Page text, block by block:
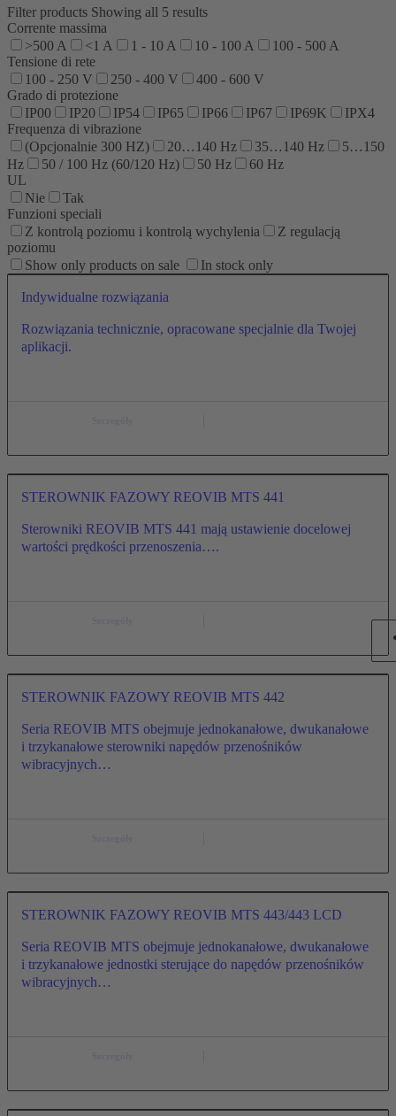
Filter products Showing all 5 results
Corrente massima
>500 A
<1 A 1 - 10 A 10 - 100 A
100 - 500 A
Tensione di rete
100 - 250 V
250 - 400 V
400 - 600 V
Grado di protezione
IP00
IP20 IP54 IP65 IP66 IP67 IP69K
IPX4
Frequenza di vibrazione
(Opcjonalnie 300 HZ)
20…140 Hz 35…140 Hz
5…150
Hz
50 / 100 Hz (60/120 Hz) 50 Hz
60 Hz
UL
Nie
Tak
Funzioni speciali
Z kontrolą poziomu i kontrolą wychylenia
Z regulacją
poziomu
Show only products on sale
In stock only
Indywidualne rozwiązania
Rozwiązania technicznie, opracowane specjalnie dla Twojej
aplikacji.
STEROWNIK FAZOWY REOVIB MTS 441
Sterowniki REOVIB MTS 441 mają ustawienie docelowej
wartości prędkości przenoszenia….
STEROWNIK FAZOWY REOVIB MTS 442
Seria REOVIB MTS obejmuje jednokanałowe, dwukanałowe
i trzykanałowe sterowniki napędów przenośników
wibracyjnych…
STEROWNIK FAZOWY REOVIB MTS 443/443 LCD
Seria REOVIB MTS obejmuje jednokanałowe, dwukanałowe
i trzykanałowe jednostki sterujące do napędów przenośników
wibracyjnych…